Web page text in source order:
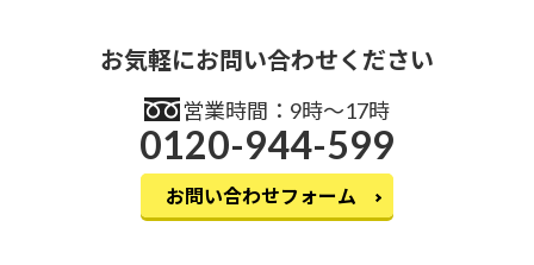
お気軽にお問い合わせください
営業時間：9時〜17時
0120-944-599
お問い合わせフォーム